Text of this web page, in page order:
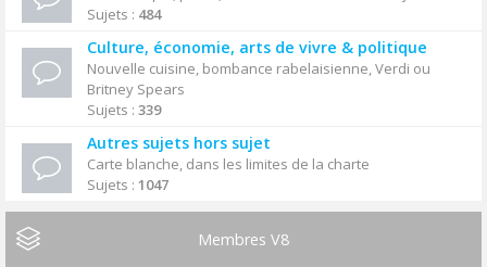
Sujets : 484
Culture, économie, arts de vivre & politique
Nouvelle cuisine, bombance rabelaisienne, Verdi ou
Britney Spears
Sujets : 339
Autres sujets hors sujet
Carte blanche, dans les limites de la charte
Sujets : 1047
Membres V8